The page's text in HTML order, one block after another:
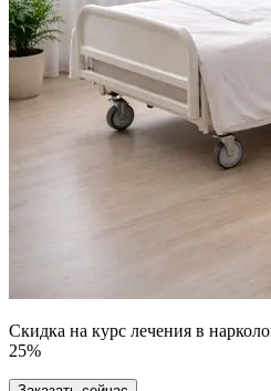
Скидка на курс лечения в
25%